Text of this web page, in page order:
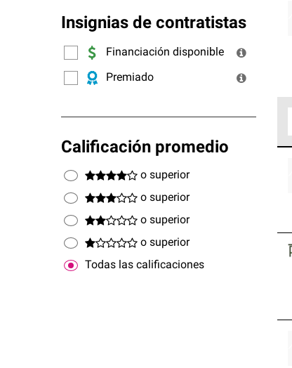
Insignias de contratistas
Financiación disponible
Premiado
Calificación promedio
o superior
o superior
o superior
o superior
Todas las calificaciones